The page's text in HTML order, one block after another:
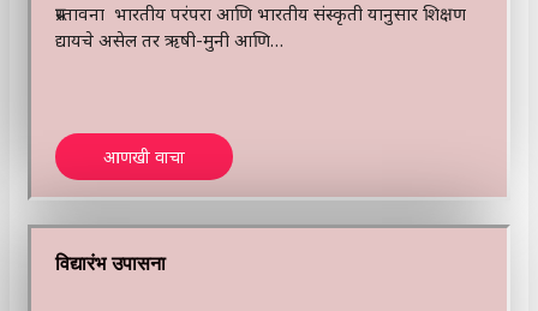
प्रस्तावना भारतीय परंपरा आणि भारतीय संस्कृती यानुसार शिक्षण
द्यायचे असेल तर ऋषी-मुनी आणि…
आणखी वाचा
विद्यारंभ उपासना